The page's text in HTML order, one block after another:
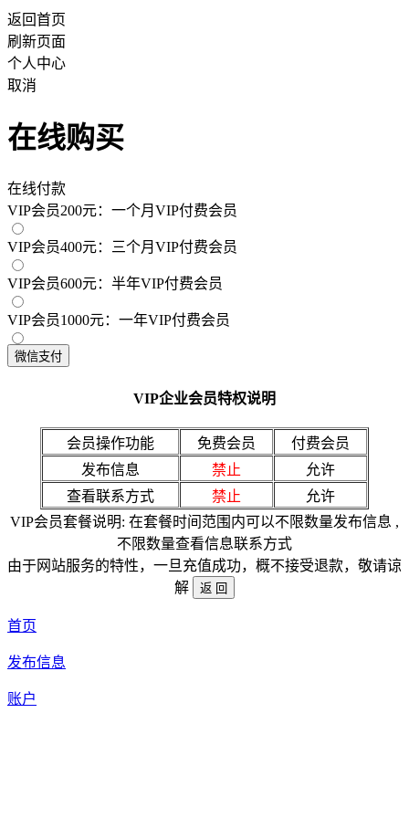
返回首页
刷新页面
个人中心
取消
在线购买
在线付款
VIP会员200元：一个月VIP付费会员
VIP会员400元：三个月VIP付费会员
VIP会员600元：半年VIP付费会员
VIP会员1000元：一年VIP付费会员
VIP企业会员特权说明
会员操作功能 免费会员
付费会员
发布信息
禁止
允许
查看联系方式
禁止
允许
VIP会员套餐说明: 在套餐时间范围内可以不限数量发布信息 ,
不限数量查看信息联系方式
由于网站服务的特性，一旦充值成功，概不接受退款，敬请谅
解
首页
发布信息
账户